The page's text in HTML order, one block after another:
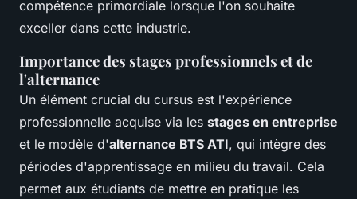
compétence primordiale lorsque l'on souhaite
exceller dans cette industrie.
Importance des stages professionnels et de
l'alternance
Un élément crucial du cursus est l'expérience
professionnelle acquise via les stages en entreprise
et le modèle d'alternance BTS ATI, qui intègre des
périodes d'apprentissage en milieu du travail. Cela
permet aux étudiants de mettre en pratique les